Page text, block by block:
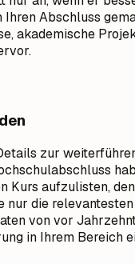
Abschluss
akademische
zur
Kurs aufzulisten,
nur die relevantesten
von vor
in Ihrem Bereich